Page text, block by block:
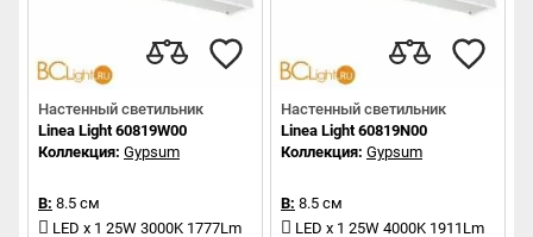
Настенный светильник
Linea Light 60819W00
Коллекция: Gypsum
В: 8.5 см
LED x 1 25W 3000K 1777Lm
Настенный светильник
Linea Light 60819N00
Коллекция: Gypsum
В: 8.5 см
LED x 1 25W 4000K 1911Lm